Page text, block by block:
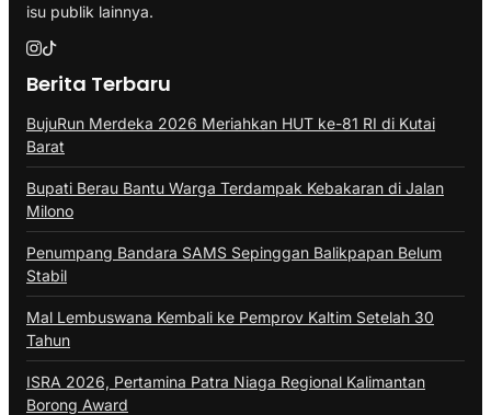
isu publik lainnya.
Berita Terbaru
BujuRun Merdeka 2026 Meriahkan HUT ke-81 RI di Kutai
Barat
Bupati Berau Bantu Warga Terdampak Kebakaran di Jalan
Milono
Penumpang Bandara SAMS Sepinggan Balikpapan Belum
Stabil
Mal Lembuswana Kembali ke Pemprov Kaltim Setelah 30
Tahun
ISRA 2026, Pertamina Patra Niaga Regional Kalimantan
Borong Award